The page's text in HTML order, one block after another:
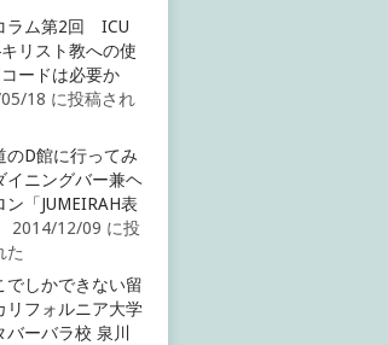
ラム第2回 ICU
リスト教への使
ードは必要か
18 に投稿され
のD館に行ってみ
イニングバー兼ヘ
ン「JUMEIRAH表
2014/12/09 に投
た
でしかできない留
リフォルニア大学
バーバラ校 泉川